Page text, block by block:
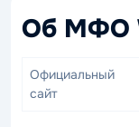
Об МФО
Официальный
сайт